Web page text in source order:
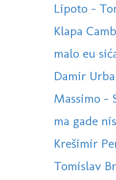
Lipoto -
Klapa
malo eu
Damir
Massimo -
ma gade
Krešimir
Tomislav